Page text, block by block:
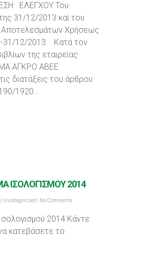
ΕΛΕΓΧΟΥ Του
31/12/2013 καί του
Αποτελεσμάτων Χρήσεως
31/12/2013. Κατά τον
της εταιρείας
ΑΓΚΡΟ ΑΒΕΕ
διατάξεις του άρθρου
1920…
ΙΣΟΛΟΓΙΣΜΟΥ 2014
Uncategorized No Comments
2014 Κάντε
κατεβάσετε το